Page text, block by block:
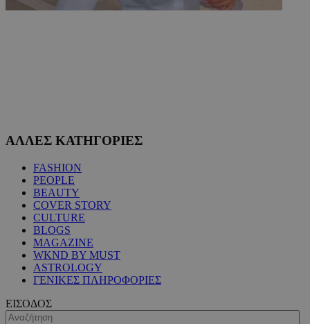
ΑΛΛΕΣ ΚΑΤΗΓΟΡΙΕΣ
FASHION
PEOPLE
BEAUTY
COVER STORY
CULTURE
BLOGS
MAGAZINE
WKND BY MUST
ASTROLOGY
ΓΕΝΙΚΕΣ ΠΛΗΡΟΦΟΡΙΕΣ
ΕΙΣΟΔΟΣ